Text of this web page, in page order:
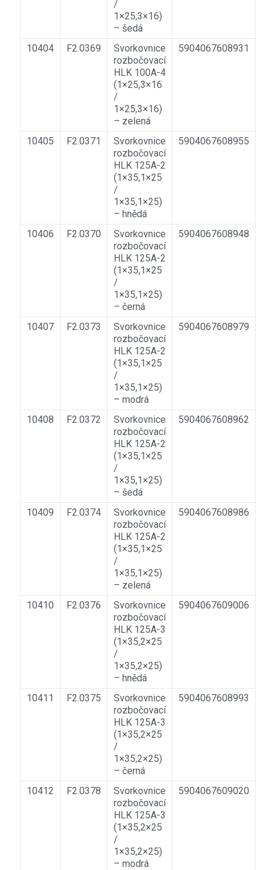
/
1×25,3×16)
– šedá
10404
F2.0369
Svorkovnice
rozbočovací
HLK 100A-4
(1×25,3×16
/
1×25,3×16)
– zelená
5904067608931
10405 F2.0371
Svorkovnice
rozbočovací
HLK 125A-2
(1×35,1×25
/
1×35,1×25)
– hnědá
5904067608955
10406 F2.0370
Svorkovnice
rozbočovací
HLK 125A-2
(1×35,1×25
/
1×35,1×25)
– černá
5904067608948
10407 F2.0373
Svorkovnice
rozbočovací
HLK 125A-2
(1×35,1×25
/
1×35,1×25)
– modrá
5904067608979
10408 F2.0372
Svorkovnice
rozbočovací
HLK 125A-2
(1×35,1×25
/
1×35,1×25)
– šedá
5904067608962
10409 F2.0374
Svorkovnice
rozbočovací
HLK 125A-2
(1×35,1×25
/
1×35,1×25)
– zelená
5904067608986
10410 F2.0376
Svorkovnice
rozbočovací
HLK 125A-3
(1×35,2×25
/
1×35,2×25)
– hnědá
5904067609006
10411 F2.0375
Svorkovnice
rozbočovací
HLK 125A-3
(1×35,2×25
/
1×35,2×25)
– černá
5904067608993
10412 F2.0378
Svorkovnice
rozbočovací
HLK 125A-3
(1×35,2×25
/
1×35,2×25)
– modrá
5904067609020